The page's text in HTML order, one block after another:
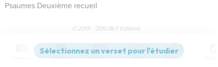
Psaumes Deuxième recueil
© 2013 - 2010 BLF Editions
Psaumes 42
Versions Commentaires Strong